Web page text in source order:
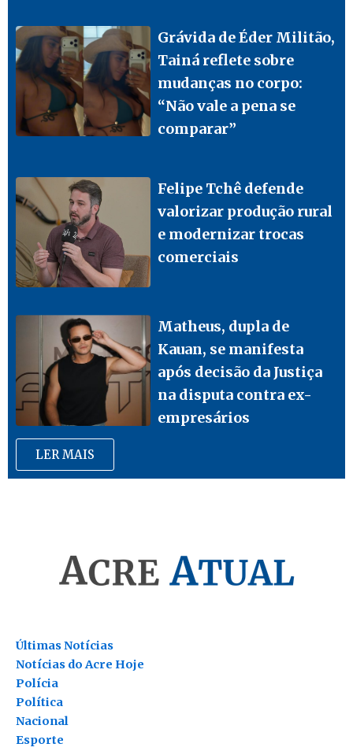
Grávida de Éder Militão,
Tainá reflete sobre
mudanças no corpo:
“Não vale a pena se
comparar”
Felipe Tchê defende
valorizar produção rural
e modernizar trocas
comerciais
Matheus, dupla de
Kauan, se manifesta
após decisão da Justiça
na disputa contra ex-
empresários
LER MAIS
Últimas Notícias
Notícias do Acre Hoje
Polícia
Política
Nacional
Esporte